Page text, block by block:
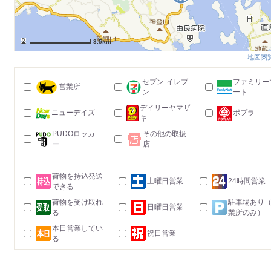
3.5km
地図閲
営業所
セブン-イレブ
ン
ファミリー
ート
ニューデイズ
デイリーヤマザ
キ
ポプラ
PUDOロッカ
ー
その他の取扱
店
荷物を持込発送
できる
土曜日営業 24時間営業
荷物を受け取れ
る
日曜日営業
駐車場あり
業所のみ）
本日営業してい
る
祝日営業